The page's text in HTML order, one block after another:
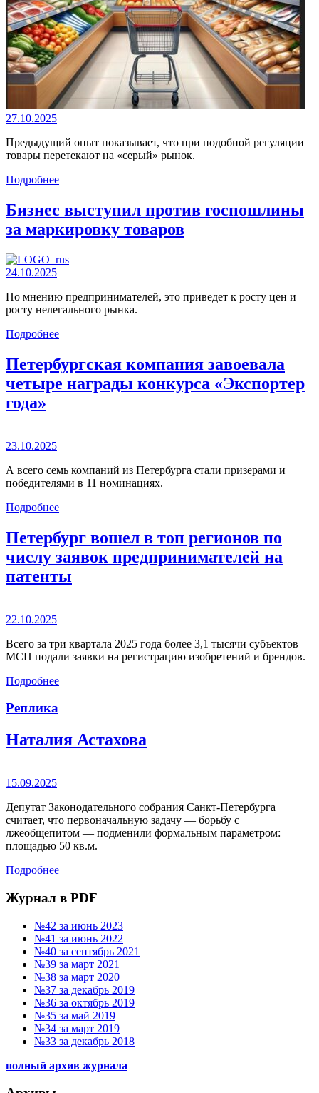
27.10.2025
Предыдущий опыт показывает, что при подобной регуляции
товары перетекают на «серый» рынок.
Подробнее
Бизнес выступил против госпошлины
за маркировку товаров
24.10.2025
По мнению предпринимателей, это приведет к росту цен и
росту нелегального рынка.
Подробнее
Петербургская компания завоевала
четыре награды конкурса «Экспортер
года»
23.10.2025
А всего семь компаний из Петербурга стали призерами и
победителями в 11 номинациях.
Подробнее
Петербург вошел в топ регионов по
числу заявок предпринимателей на
патенты
22.10.2025
Всего за три квартала 2025 года более 3,1 тысячи субъектов
МСП подали заявки на регистрацию изобретений и брендов.
Подробнее
Реплика
Наталия Астахова
15.09.2025
Депутат Законодательного собрания Санкт-Петербурга
считает, что первоначальную задачу — борьбу с
лжеобщепитом — подменили формальным параметром:
площадью 50 кв.м.
Подробнее
Журнал в PDF
№42 за июнь 2023
№41 за июнь 2022
№40 за сентябрь 2021
№39 за март 2021
№38 за март 2020
№37 за декабрь 2019
№36 за октябрь 2019
№35 за май 2019
№34 за март 2019
№33 за декабрь 2018
полный архив журнала